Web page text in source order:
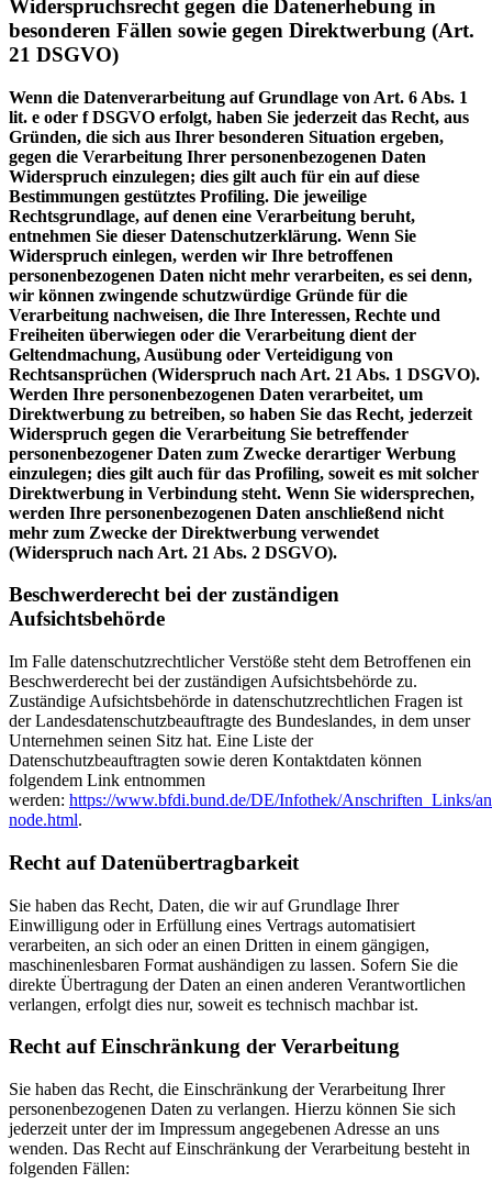
Widerspruchsrecht gegen die Datenerhebung in
besonderen Fällen sowie gegen Direktwerbung (Art.
21 DSGVO)
Wenn die Datenverarbeitung auf Grundlage von Art. 6 Abs. 1
lit. e oder f DSGVO erfolgt, haben Sie jederzeit das Recht, aus
Gründen, die sich aus Ihrer besonderen Situation ergeben,
gegen die Verarbeitung Ihrer personenbezogenen Daten
Widerspruch einzulegen; dies gilt auch für ein auf diese
Bestimmungen gestütztes Profiling. Die jeweilige
Rechtsgrundlage, auf denen eine Verarbeitung beruht,
entnehmen Sie dieser Datenschutzerklärung. Wenn Sie
Widerspruch einlegen, werden wir Ihre betroffenen
personenbezogenen Daten nicht mehr verarbeiten, es sei denn,
wir können zwingende schutzwürdige Gründe für die
Verarbeitung nachweisen, die Ihre Interessen, Rechte und
Freiheiten überwiegen oder die Verarbeitung dient der
Geltendmachung, Ausübung oder Verteidigung von
Rechtsansprüchen (Widerspruch nach Art. 21 Abs. 1 DSGVO).
Werden Ihre personenbezogenen Daten verarbeitet, um
Direktwerbung zu betreiben, so haben Sie das Recht, jederzeit
Widerspruch gegen die Verarbeitung Sie betreffender
personenbezogener Daten zum Zwecke derartiger Werbung
einzulegen; dies gilt auch für das Profiling, soweit es mit solcher
Direktwerbung in Verbindung steht. Wenn Sie widersprechen,
werden Ihre personenbezogenen Daten anschließend nicht
mehr zum Zwecke der Direktwerbung verwendet
(Widerspruch nach Art. 21 Abs. 2 DSGVO).
Beschwerderecht bei der zuständigen
Aufsichtsbehörde
Im Falle datenschutzrechtlicher Verstöße steht dem Betroffenen ein
Beschwerderecht bei der zuständigen Aufsichtsbehörde zu.
Zuständige Aufsichtsbehörde in datenschutzrechtlichen Fragen ist
der Landesdatenschutzbeauftragte des Bundeslandes, in dem unser
Unternehmen seinen Sitz hat. Eine Liste der
Datenschutzbeauftragten sowie deren Kontaktdaten können
folgendem Link entnommen
werden: https://www.bfdi.bund.de/DE/Infothek/Anschriften_Links/
node.html.
Recht auf Datenübertragbarkeit
Sie haben das Recht, Daten, die wir auf Grundlage Ihrer
Einwilligung oder in Erfüllung eines Vertrags automatisiert
verarbeiten, an sich oder an einen Dritten in einem gängigen,
maschinenlesbaren Format aushändigen zu lassen. Sofern Sie die
direkte Übertragung der Daten an einen anderen Verantwortlichen
verlangen, erfolgt dies nur, soweit es technisch machbar ist.
Recht auf Einschränkung der Verarbeitung
Sie haben das Recht, die Einschränkung der Verarbeitung Ihrer
personenbezogenen Daten zu verlangen. Hierzu können Sie sich
jederzeit unter der im Impressum angegebenen Adresse an uns
wenden. Das Recht auf Einschränkung der Verarbeitung besteht in
folgenden Fällen: